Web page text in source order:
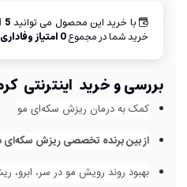
بررسی و خرید اینترنتی
کمک به درمان ریزش سکه‌ای مو
از بین برنده تخصصی ریزش سکه‌ای
بهبود روند رویش مو در سر، ابرو،
با خرید این محصول می توانید5
خرید شما در مجموع0امتیاز وفاداری